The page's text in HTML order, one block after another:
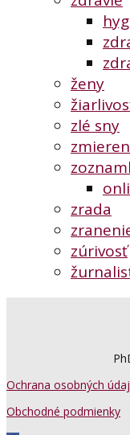
ženy
zlé sny
zrada
zúrivosť
Ochrana osobných
Obchodné podmienky